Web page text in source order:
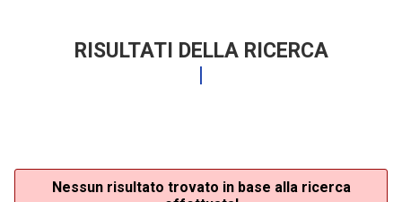
RISULTATI DELLA RICERCA
Nessun risultato trovato in base alla ricerca